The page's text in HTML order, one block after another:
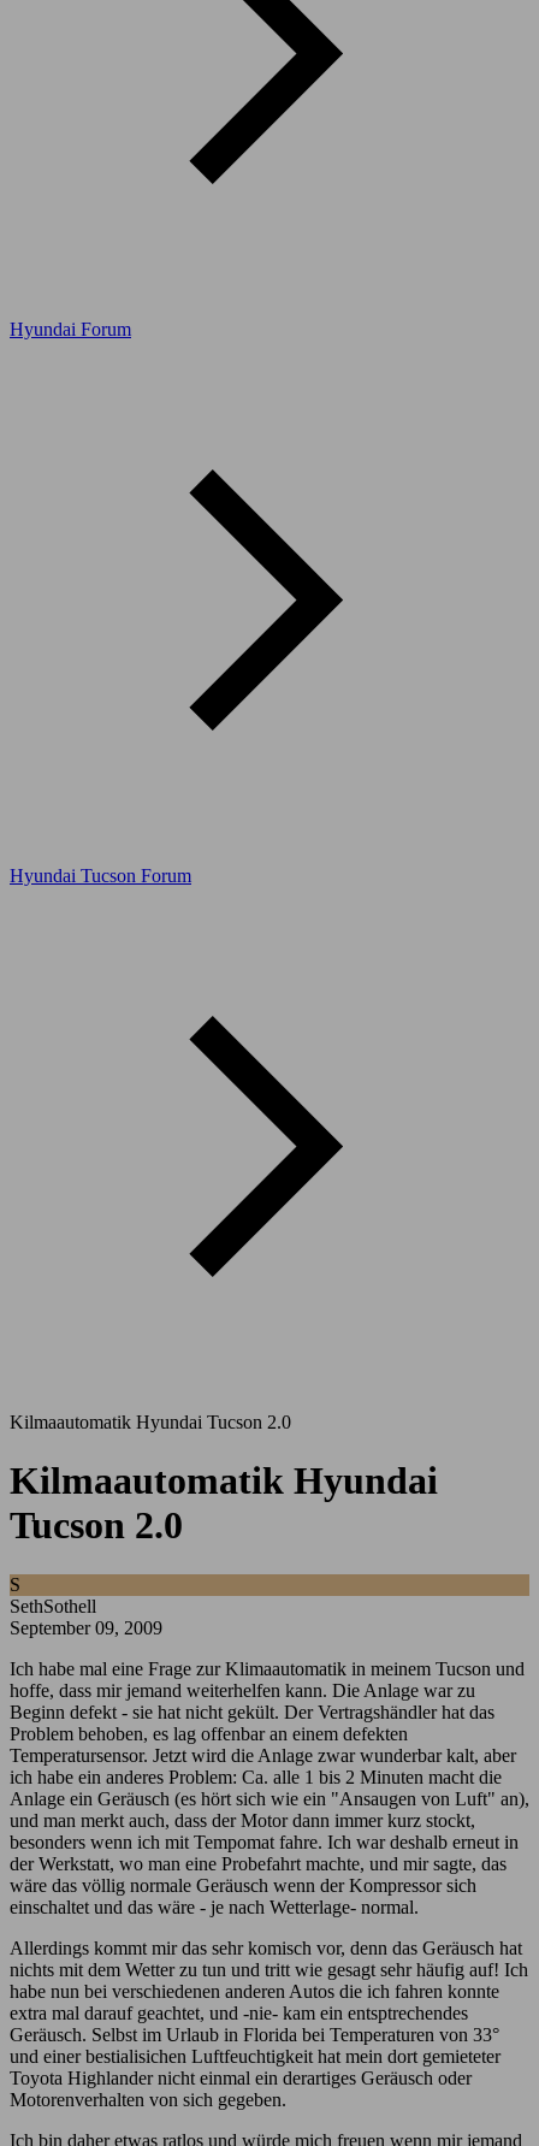
Hyundai Forum
Hyundai Tucson Forum
Kilmaautomatik Hyundai Tucson 2.0
Kilmaautomatik Hyundai
Tucson 2.0
S
SethSothell
September 09, 2009
Ich habe mal eine Frage zur Klimaautomatik in meinem Tucson und
hoffe, dass mir jemand weiterhelfen kann. Die Anlage war zu
Beginn defekt - sie hat nicht gekült. Der Vertragshändler hat das
Problem behoben, es lag offenbar an einem defekten
Temperatursensor. Jetzt wird die Anlage zwar wunderbar kalt, aber
ich habe ein anderes Problem: Ca. alle 1 bis 2 Minuten macht die
Anlage ein Geräusch (es hört sich wie ein "Ansaugen von Luft" an),
und man merkt auch, dass der Motor dann immer kurz stockt,
besonders wenn ich mit Tempomat fahre. Ich war deshalb erneut in
der Werkstatt, wo man eine Probefahrt machte, und mir sagte, das
wäre das völlig normale Geräusch wenn der Kompressor sich
einschaltet und das wäre - je nach Wetterlage- normal.
Allerdings kommt mir das sehr komisch vor, denn das Geräusch hat
nichts mit dem Wetter zu tun und tritt wie gesagt sehr häufig auf! Ich
habe nun bei verschiedenen anderen Autos die ich fahren konnte
extra mal darauf geachtet, und -nie- kam ein entsptrechendes
Geräusch. Selbst im Urlaub in Florida bei Temperaturen von 33°
und einer bestialisichen Luftfeuchtigkeit hat mein dort gemieteter
Toyota Highlander nicht einmal ein derartiges Geräusch oder
Motorenverhalten von sich gegeben.
Ich bin daher etwas ratlos und würde mich freuen wenn mir jemand